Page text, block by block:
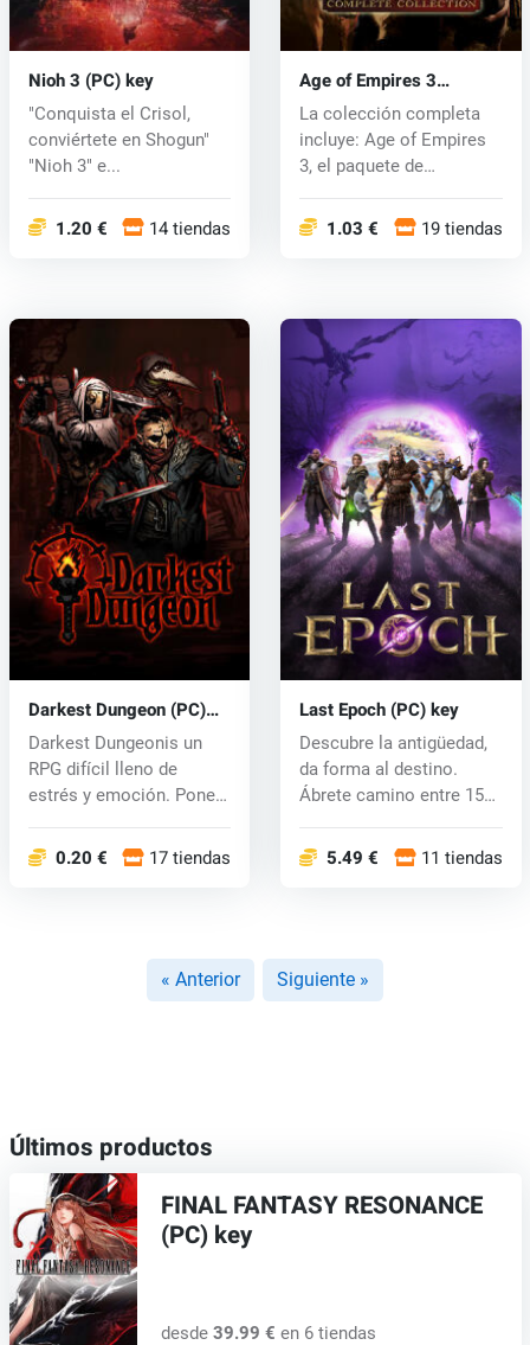
Nioh 3 (PC) key
"Conquista el Crisol,
conviértete en Shogun"
"Nioh 3" e...
1.20 € 14 tiendas
Age of Empires 3
Complete Collection (PC)
CD key
La colección completa
incluye: Age of Empires
3, el paquete de
1.03 € 19 tiendas
Darkest Dungeon (PC)
CD key
Darkest Dungeonis un
RPG difícil lleno de
estrés y emoción. Poner
0.20 € 17 tiendas
Last Epoch (PC) key
Descubre la antigüedad,
da forma al destino.
Ábrete camino entre 15
5.49 € 11 tiendas
« Anterior Siguiente »
Últimos productos
FINAL FANTASY RESONANCE
(PC) key
desde 39.99 € en 6 tiendas